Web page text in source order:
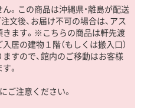
。この商品は沖縄県・離島が配送
文後、お届け不可の場合は、アス
きます。※こちらの商品は軒先渡
居の建物１階（もしくは搬入口）
すので、館内のご移動はお客様
。
ご注意ください。